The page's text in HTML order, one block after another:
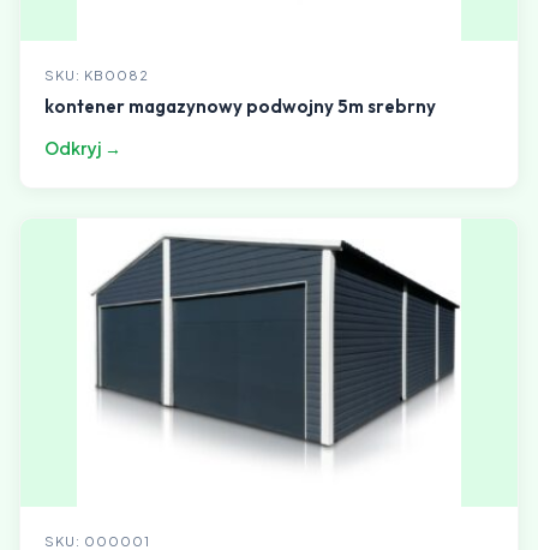
SKU: KB0082
kontener magazynowy podwojny 5m srebrny
Odkryj →
SKU: 000001